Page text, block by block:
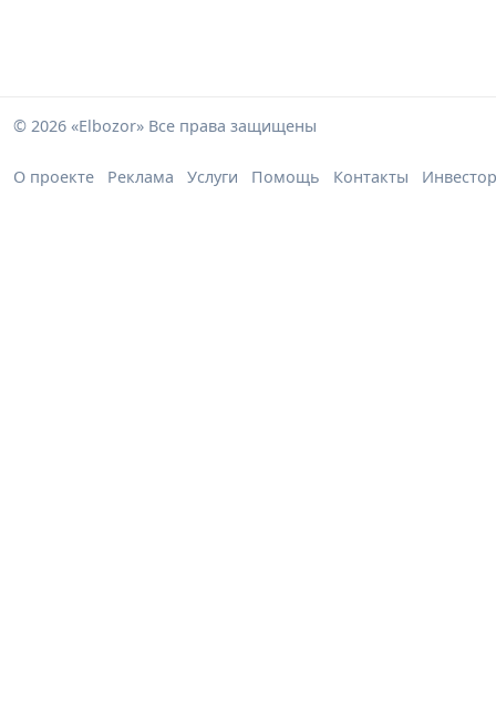
© 2026 «Elbozor» Все права защищены
О проекте Реклама Услуги Помощь Контакты